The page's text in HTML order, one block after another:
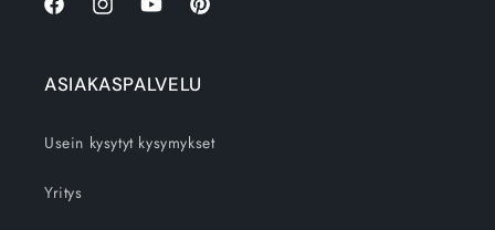
FacebookInstagramYouTubePinterest
ASIAKASPALVELU
Usein kysytyt kysymykset
Yritys